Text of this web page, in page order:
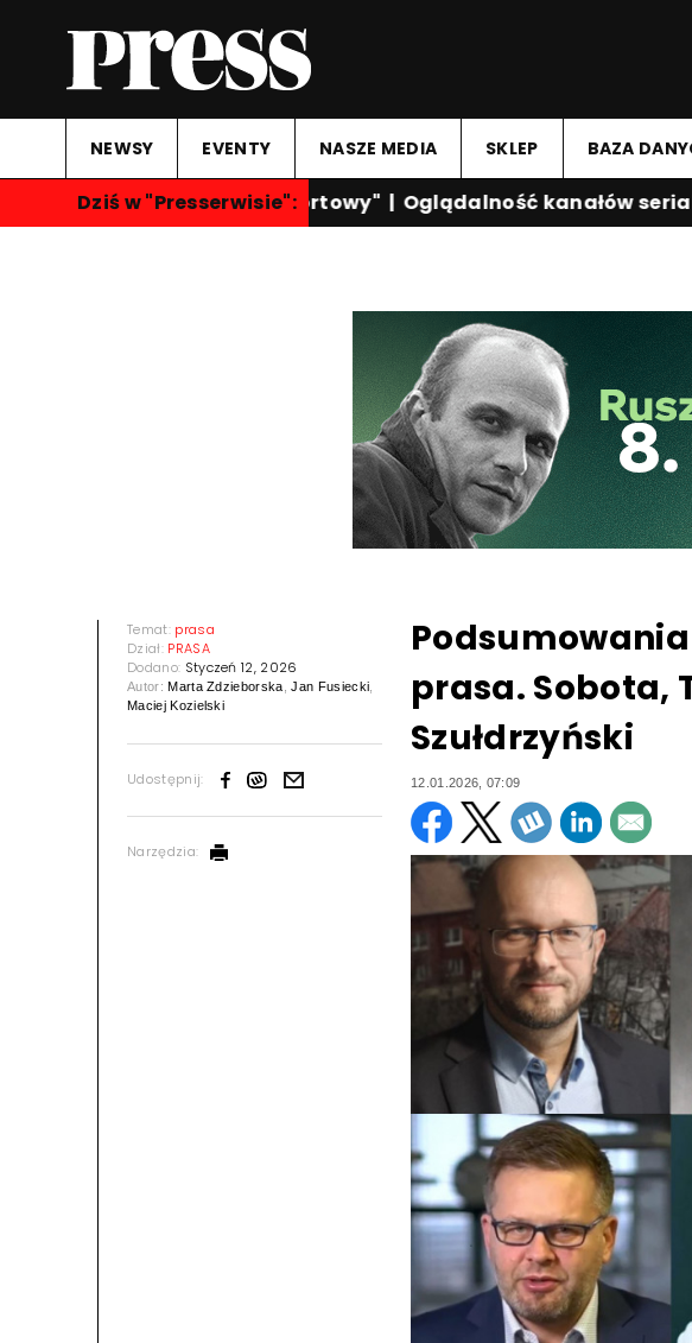
NEWSY EVENTY NASZE MEDIA SKLEP BAZA
Dziś w "Presserwisie":
"Przegląd Sportowy"|Oglądalność kanałów
Temat: prasa
Dział: PRASA
Dodano: Styczeń 12, 2026
Autor:Marta Zdzieborska ,Jan Fusiecki
Maciej Kozielski
Udostępnij:
Narzędzia:
prasa. Sobota,
Szułdrzyński
12.01.2026, 07:09